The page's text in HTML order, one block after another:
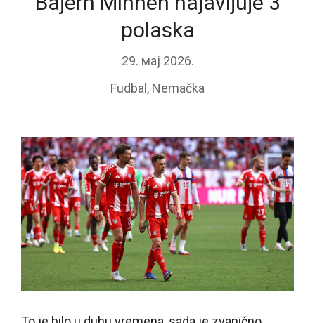
polaska
29. мај 2026.
Fudbal , Nemačka